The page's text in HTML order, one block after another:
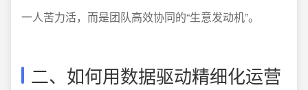
一人苦力活，而是团队高效协同的“生意发动机”。
二、如何用数据驱动精细化运营